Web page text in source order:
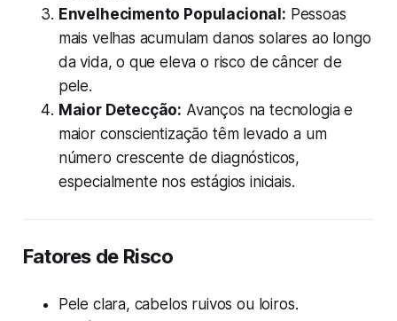
Envelhecimento Populacional: Pessoas
mais velhas acumulam danos solares ao longo
da vida, o que eleva o risco de câncer de
pele.
Maior Detecção: Avanços na tecnologia e
maior conscientização têm levado a um
número crescente de diagnósticos,
especialmente nos estágios iniciais.
Fatores de Risco
Pele clara, cabelos ruivos ou loiros.